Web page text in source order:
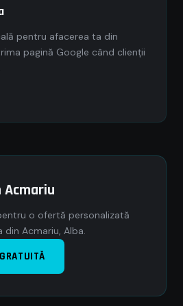
pentru afacerea ta din
pagină Google când clienții
o ofertă personalizată
Acmariu, Alba.